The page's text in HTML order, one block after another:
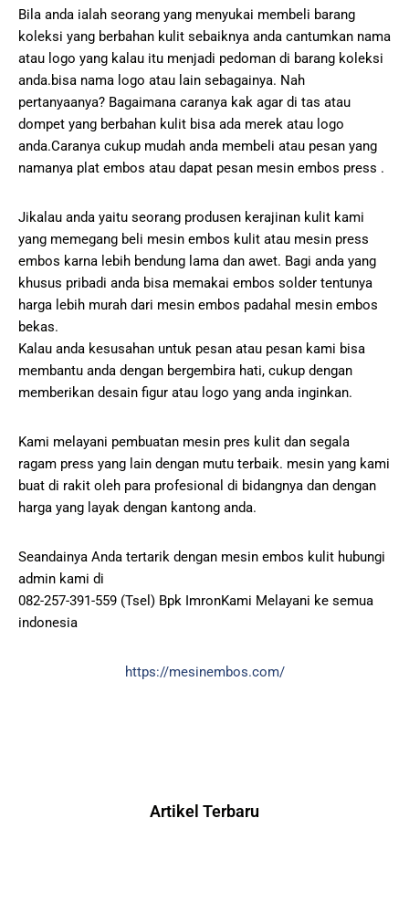
Bila anda ialah seorang yang menyukai membeli barang
koleksi yang berbahan kulit sebaiknya anda cantumkan nama
atau logo yang kalau itu menjadi pedoman di barang koleksi
anda.bisa nama logo atau lain sebagainya. Nah
pertanyaanya? Bagaimana caranya kak agar di tas atau
dompet yang berbahan kulit bisa ada merek atau logo
anda.Caranya cukup mudah anda membeli atau pesan yang
namanya plat embos atau dapat pesan mesin embos press .
Jikalau anda yaitu seorang produsen kerajinan kulit kami
yang memegang beli mesin embos kulit atau mesin press
embos karna lebih bendung lama dan awet. Bagi anda yang
khusus pribadi anda bisa memakai embos solder tentunya
harga lebih murah dari mesin embos padahal mesin embos
bekas.
Kalau anda kesusahan untuk pesan atau pesan kami bisa
membantu anda dengan bergembira hati, cukup dengan
memberikan desain figur atau logo yang anda inginkan.
Kami melayani pembuatan mesin pres kulit dan segala
ragam press yang lain dengan mutu terbaik. mesin yang kami
buat di rakit oleh para profesional di bidangnya dan dengan
harga yang layak dengan kantong anda.
Seandainya Anda tertarik dengan mesin embos kulit hubungi
admin kami di
082-257-391-559 (Tsel) Bpk ImronKami Melayani ke semua
indonesia
https://mesinembos.com/
Artikel Terbaru